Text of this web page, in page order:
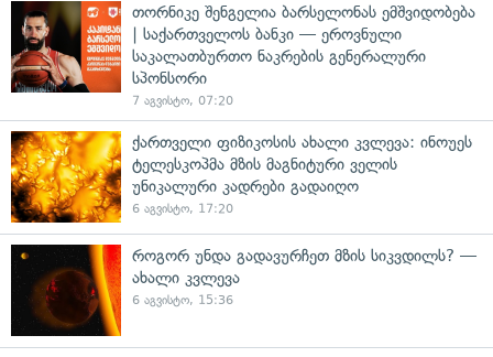
თორნიკე შენგელია ბარსელონას ემშვიდობება
| საქართველოს ბანკი — ეროვნული
საკალათბურთო ნაკრების გენერალური
სპონსორი
7 აგვისტო, 07:20
ქართველი ფიზიკოსის ახალი კვლევა: ინოუეს
ტელესკოპმა მზის მაგნიტური ველის
უნიკალური კადრები გადაიღო
6 აგვისტო, 17:20
როგორ უნდა გადავურჩეთ მზის სიკვდილს? —
ახალი კვლევა
6 აგვისტო, 15:36